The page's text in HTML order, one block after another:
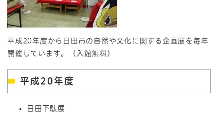
平成20年度から日田市の自然や文化に関する企画展を毎年
開催しています。（入館無料）
平成20年度
日田下駄展